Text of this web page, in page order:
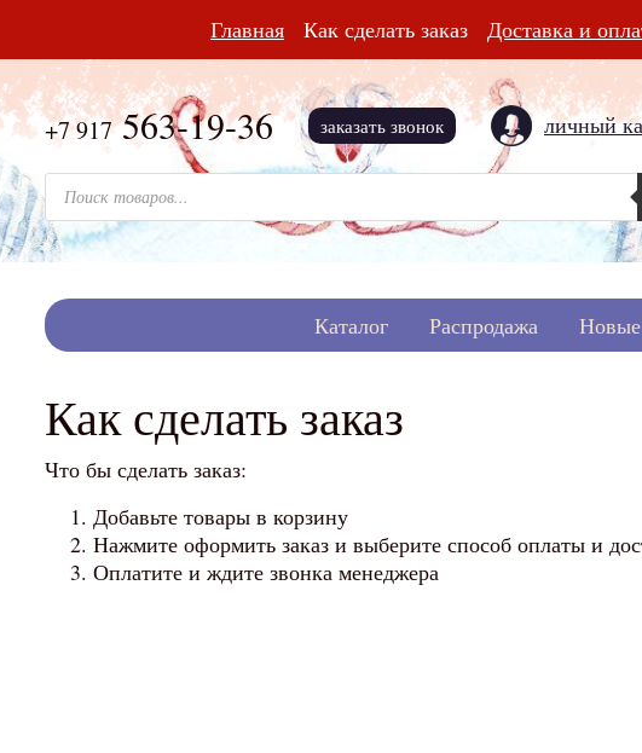
Главная Как сделать заказ Доставка и
+7 917563-19-36 заказать звонок
личный
Поиск товаров
Каталог Распродажа Новые
Как сделать заказ
Что бы сделать заказ:
Добавьте товары в корзину
Нажмите оформить заказ и выберите способ оплаты и
Оплатите и ждите звонка менеджера